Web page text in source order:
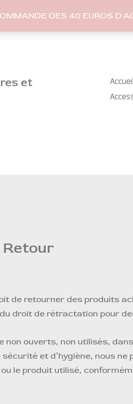
DES 40 EUROS
et
Accueil
de retourner des produits
droit de rétractation pour
ouverts, non utilisés,
et d’hygiène, nous
le produit utilisé,